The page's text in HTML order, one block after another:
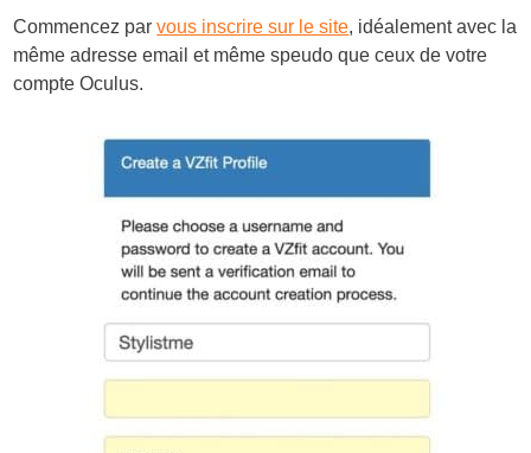
Commencez parvous inscrire sur le site, idéalement avec la
même adresse email et même speudo que ceux de votre
compte Oculus.